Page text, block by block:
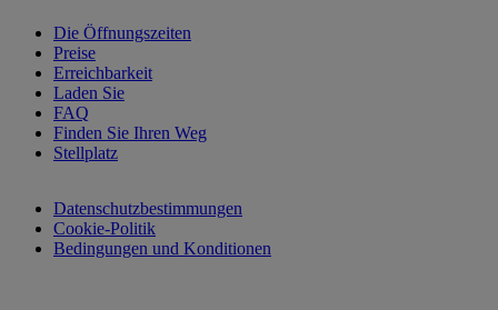
Die Öffnungszeiten
Preise
Erreichbarkeit
Laden Sie
FAQ
Finden Sie Ihren Weg
Stellplatz
Datenschutzbestimmungen
Cookie-Politik
Bedingungen und Konditionen